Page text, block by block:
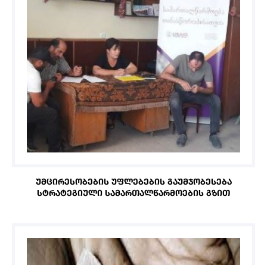
ᲣᲛᲪᲘᲠᲔᲡᲝᲑᲔᲑᲘᲡ ᲣᲤᲚᲔᲑᲔᲑᲘᲡ ᲒᲐᲣᲛᲯᲝᲑᲔᲡᲔᲑᲐ
ᲡᲢᲠᲐᲢᲔᲒᲘᲣᲚᲘ ᲡᲐᲛᲐᲠᲗᲐᲚᲬᲐᲠᲛᲝᲔᲑᲘᲡ ᲒᲖᲘᲗ